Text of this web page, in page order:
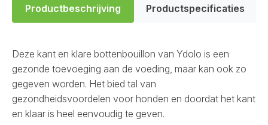
Productbeschrijving
Productspecificaties
Deze kant en klare bottenbouillon van Ydolo is een
gezonde toevoeging aan de voeding, maar kan ook zo
gegeven worden. Het bied tal van
gezondheidsvoordelen voor honden en doordat het kant
en klaar is heel eenvoudig te geven.